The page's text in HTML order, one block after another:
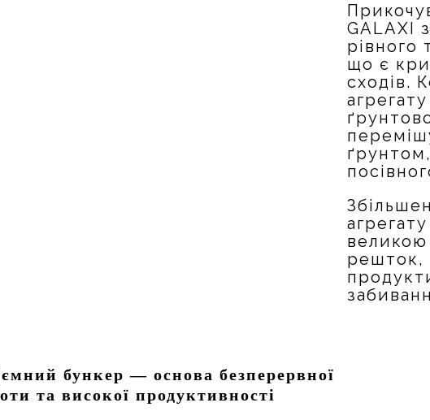
GALAXI
рівного
що є
сходів.
великою
решток,
бункер — основа безперервної
та високої продуктивності